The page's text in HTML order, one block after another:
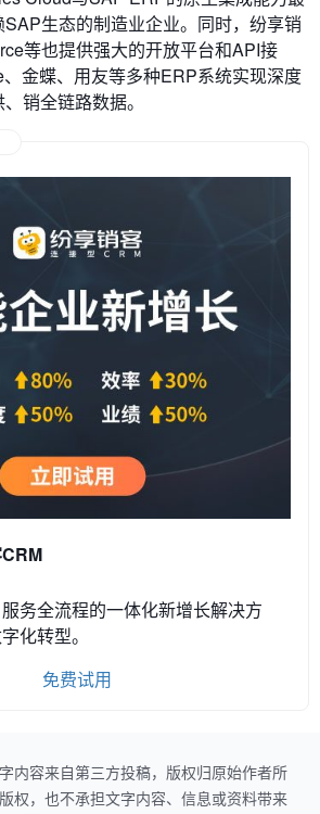
生态的制造业企业。同时，纷享销
等也提供强大的开放平台和API接
金蝶、用友等多种ERP系统实现深度
销全链路数据。
务全流程的一体化新增长解决方
化转型。
免费试用
内容来自第三方投稿，版权归原始作者所
权，也不承担文字内容、信息或资料带来